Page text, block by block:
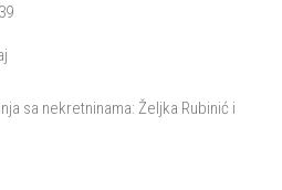
sa nekretninama: Željka Rubinić i